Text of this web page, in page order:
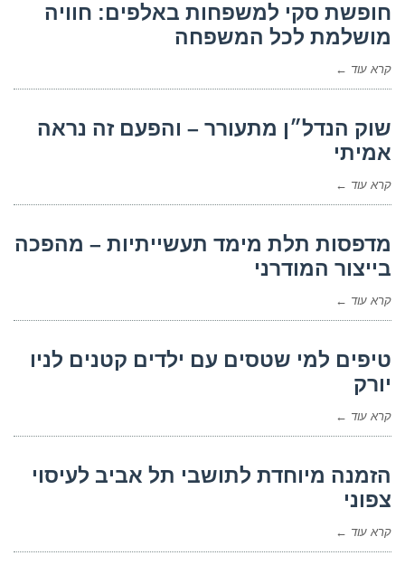
חופשת סקי למשפחות באלפים: חוויה
מושלמת לכל המשפחה
קרא עוד ←
שוק הנדל״ן מתעורר – והפעם זה נראה
אמיתי
קרא עוד ←
מדפסות תלת מימד תעשייתיות – מהפכה
בייצור המודרני
קרא עוד ←
טיפים למי שטסים עם ילדים קטנים לניו
יורק
קרא עוד ←
הזמנה מיוחדת לתושבי תל אביב לעיסוי
צפוני
קרא עוד ←